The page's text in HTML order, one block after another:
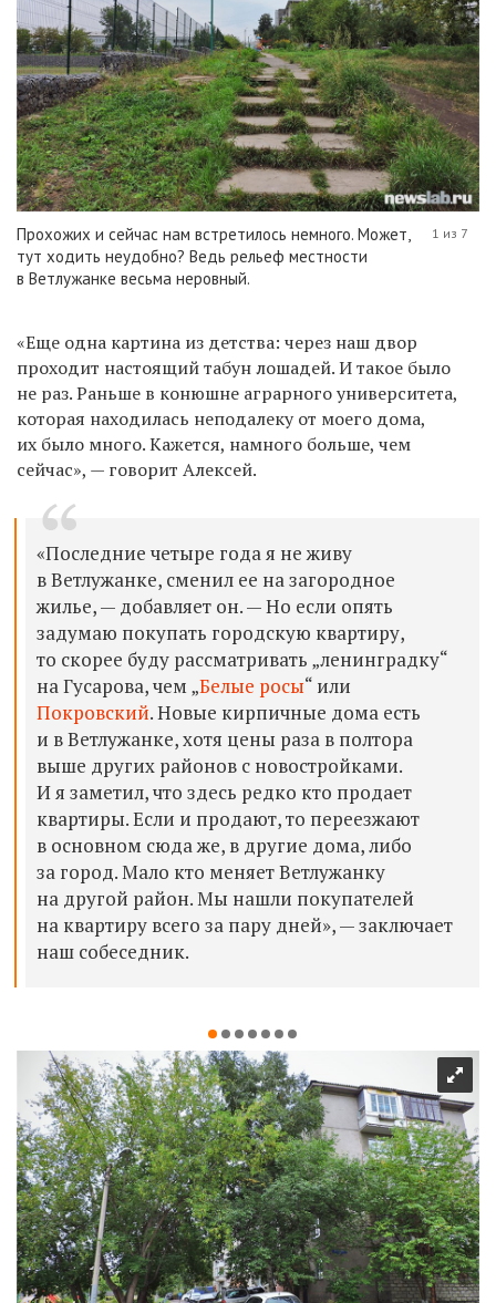
Прохожих и сейчас нам встретилось немного. Может,
тут ходить неудобно? Ведь рельеф местности
в Ветлужанке весьма неровный.
1 из 7
«Еще одна картина из детства: через наш двор
проходит настоящий табун лошадей. И такое было
не раз. Раньше в конюшне аграрного университета,
которая находилась неподалеку от моего дома,
их было много. Кажется, намного больше, чем
сейчас», — говорит Алексей.
«Последние четыре года я не живу
в Ветлужанке, сменил ее на загородное
жилье, — добавляет он. — Но если опять
задумаю покупать городскую квартиру,
то скорее буду рассматривать „ленинградку“
на Гусарова, чем „Белые росы“ или
Покровский. Новые кирпичные дома есть
и в Ветлужанке, хотя цены раза в полтора
выше других районов с новостройками.
И я заметил, что здесь редко кто продает
квартиры. Если и продают, то переезжают
в основном сюда же, в другие дома, либо
за город. Мало кто меняет Ветлужанку
на другой район. Мы нашли покупателей
на квартиру всего за пару дней», — заключает
наш собеседник.